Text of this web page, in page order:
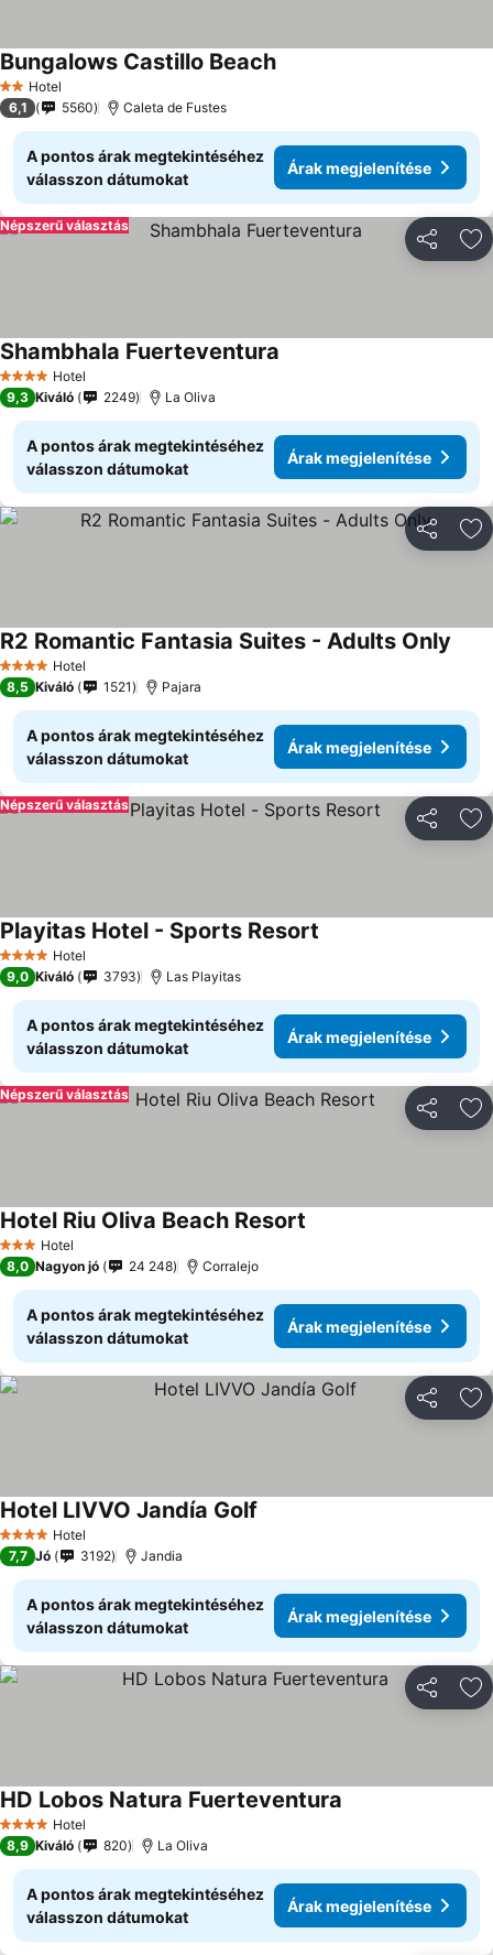
2 Kategória
Hotel
Bungalows Castillo Beach
6,1 5560 Caleta de Fustes
A pontos árak megtekintéséhez
válasszon dátumokat
Árak megjelenítése
Népszerű választás
4 KategóriaHotel
Shambhala Fuerteventura
9,3 Kiváló 2249 La Oliva
A pontos árak megtekintéséhez
válasszon dátumokat
Árak megjelenítése
4 KategóriaHotel
R2 Romantic Fantasia Suites - Adults Only
8,5 Kiváló 1521 Pajara
A pontos árak megtekintéséhez
válasszon dátumokat
Árak megjelenítése
Népszerű választás
4 KategóriaHotel
Playitas Hotel - Sports Resort
9,0 Kiváló 3793 Las Playitas
A pontos árak megtekintéséhez
válasszon dátumokat
Árak megjelenítése
Népszerű választás
3 Kategória
Hotel
Hotel Riu Oliva Beach Resort
8,0 Nagyon jó 24 248 Corralejo
A pontos árak megtekintéséhez
válasszon dátumokat
Árak megjelenítése
4 KategóriaHotel
Hotel LIVVO Jandía Golf
7,7 Jó 3192 Jandia
A pontos árak megtekintéséhez
válasszon dátumokat
Árak megjelenítése
4 KategóriaHotel
HD Lobos Natura Fuerteventura
8,9 Kiváló 820 La Oliva
A pontos árak megtekintéséhez
válasszon dátumokat
Árak megjelenítése